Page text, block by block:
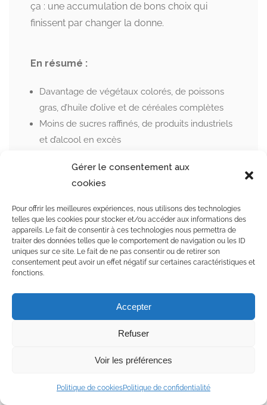
Gérer le consentement aux
cookies
Pour offrir les meilleures expériences, nous utilisons des technologies
telles que les cookies pour stocker et/ou accéder aux informations des
appareils. Le fait de consentir à ces technologies nous permettra de
traiter des données telles que le comportement de navigation ou les ID
uniques sur ce site. Le fait de ne pas consentir ou de retirer son
consentement peut avoir un effet négatif sur certaines caractéristiques et
fonctions.
Accepter
Refuser
Voir les préférences
Politique de cookiesPolitique de confidentialité
ça : une accumulation de bons choix qui
finissent par changer la donne.
En résumé :
Davantage de végétaux colorés, de poissons
gras, d’huile d’olive et de céréales complètes
Moins de sucres raffinés, de produits industriels
et d’alcool en excès
nourrir votre microbiote
Un mode de vie actif et un sommeil de qualité
pour amplifier les effets
En Suisse romande, des praticiens certifiés
EMR/ASCA pour vous accompagner
personnellement
que vous lui donniez les bons carburants.
Trouvez un naturopathe ou un nutritionniste
près de chez vous surcouteau-suisse-des-
Sources scientifiques